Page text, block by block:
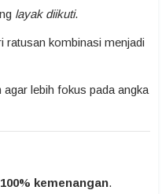
layak diikuti.
ratusan kombinasi menjadi
agar lebih fokus pada angka
kemenangan.